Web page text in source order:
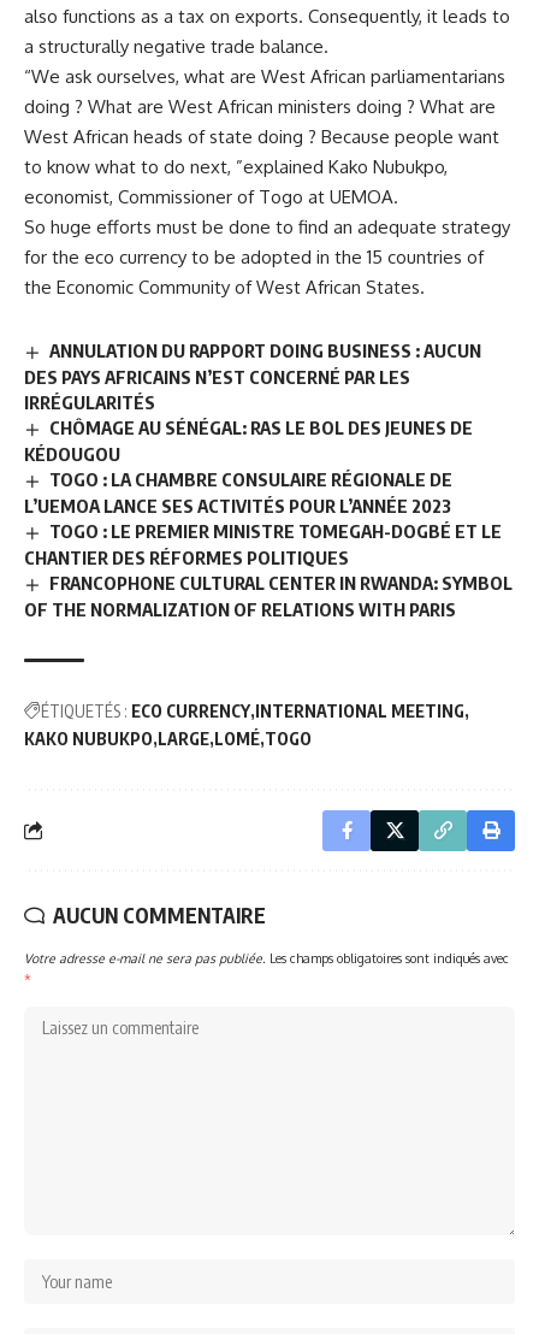
also functions as a tax on exports. Consequently, it leads to
a structurally negative trade balance.
“We ask ourselves, what are West African parliamentarians
doing ? What are West African ministers doing ? What are
West African heads of state doing ? Because people want
to know what to do next, ”explained Kako Nubukpo,
economist, Commissioner of Togo at UEMOA.
So huge efforts must be done to find an adequate strategy
for the eco currency to be adopted in the 15 countries of
the Economic Community of West African States.
ANNULATION DU RAPPORT DOING BUSINESS : AUCUN
DES PAYS AFRICAINS N’EST CONCERNÉ PAR LES
IRRÉGULARITÉS
CHÔMAGE AU SÉNÉGAL: RAS LE BOL DES JEUNES DE
KÉDOUGOU
TOGO : LA CHAMBRE CONSULAIRE RÉGIONALE DE
L’UEMOA LANCE SES ACTIVITÉS POUR L’ANNÉE 2023
TOGO : LE PREMIER MINISTRE TOMEGAH-DOGBÉ ET LE
CHANTIER DES RÉFORMES POLITIQUES
FRANCOPHONE CULTURAL CENTER IN RWANDA: SYMBOL
OF THE NORMALIZATION OF RELATIONS WITH PARIS
ÉTIQUETÉS : ECO CURRENCY INTERNATIONAL MEETING
KAKO NUBUKPO LARGE LOMÉ TOGO
AUCUN COMMENTAIRE
Votre adresse e-mail ne sera pas publiée. Les champs obligatoires sont indiqués avec
*